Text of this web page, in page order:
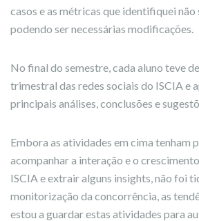
casos e as métricas que identifiquei
podendo ser necessárias modificações.
No final do semestre, cada aluno teve
trimestral das redes sociais do ISCIA e
principais análises, conclusões e
Embora as atividades em cima tenham
acompanhar a interação e o
ISCIA e extrair alguns insights, não foi
monitorização da concorrência, as
estou a guardar estas atividades para